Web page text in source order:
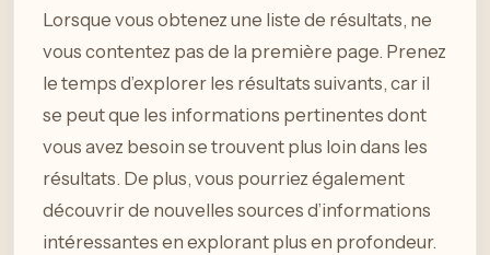
Lorsque vous obtenez une liste de résultats, ne
vous contentez pas de la première page. Prenez
le temps d’explorer les résultats suivants, car il
se peut que les informations pertinentes dont
vous avez besoin se trouvent plus loin dans les
résultats. De plus, vous pourriez également
découvrir de nouvelles sources d’informations
intéressantes en explorant plus en profondeur.